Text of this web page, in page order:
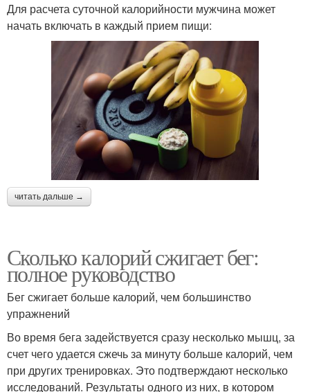
Для расчета суточной калорийности мужчина может
начать включать в каждый прием пищи:
читать дальше →
Сколько калорий сжигает бег:
полное руководство
Бег сжигает больше калорий, чем большинство
упражнений
Во время бега задействуется сразу несколько мышц, за
счет чего удается сжечь за минуту больше калорий, чем
при других тренировках. Это подтверждают несколько
исследований. Результаты одного из них, в котором